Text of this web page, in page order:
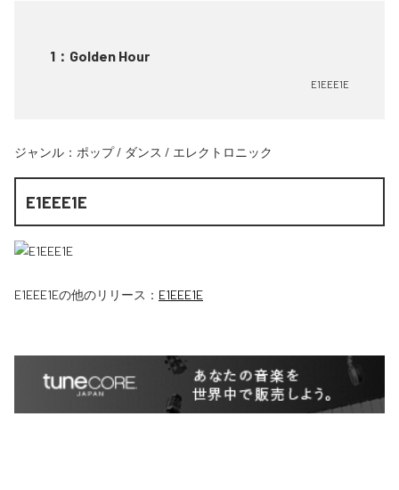
1 ： Golden Hour
E1EEE1E
ジャンル： ポップ/ ダンス / エレクトロニック
E1EEE1E
E1EEE1Eの他のリリース： E1EEE1E